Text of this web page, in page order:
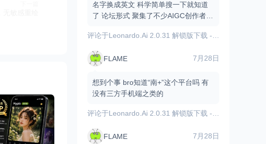
名字换成英文 科学简单搜一下就知道
了 论坛形式 聚集了不少AIGC创作者和
评论于Leonardo.Ai 2.0.31 解锁版下载 - 内置GPT图像模型/AI图像视频生成
FLAME 7月28日
想到个事 bro知道“南+”这个平台吗 有
没有三方手机端之类的
评论于Leonardo.Ai 2.0.31 解锁版下载 - 内置GPT图像模型/AI图像视频生成
FLAME 7月28日